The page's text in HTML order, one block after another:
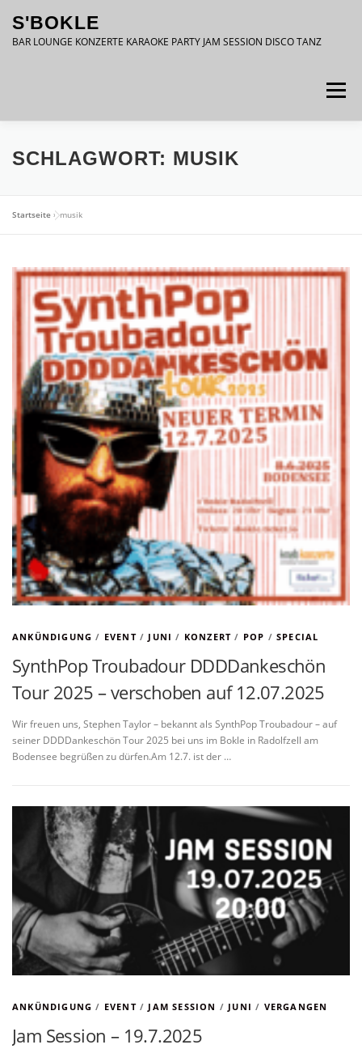
Inhalt
springen
S'BOKLE
BAR LOUNGE KONZERTE KARAOKE PARTY JAM SESSION DISCO TANZ
Menü
DATENSCHUTZ IMPRESSUM
SCHLAGWORT: MUSIK
Startseite »musik
ANKÜNDIGUNG / EVENT/ JUNI / KONZERT / POP /SPECIAL
SynthPop Troubadour DDDDankeschön
Tour 2025 – verschoben auf 12.07.2025
Wir freuen uns, Stephen Taylor – bekannt als SynthPop Troubadour – auf
seiner DDDDankeschön Tour 2025 bei uns im Bokle in Radolfzell am
Bodensee begrüßen zu dürfen.Am 12.7. ist der …
ANKÜNDIGUNG / EVENT/ JAM SESSION / JUNI / VERGANGEN
Jam Session – 19.7.2025